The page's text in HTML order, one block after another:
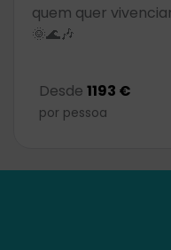
quem quer
🌞🌊🎶
Desde 1193 €
por pessoa